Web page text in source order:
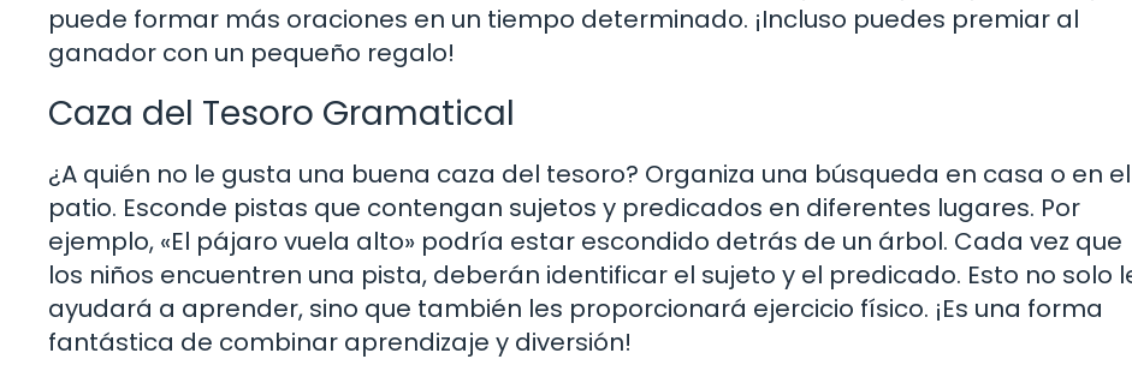
puede formar más oraciones en un tiempo determinado. ¡Incluso puedes premiar al
ganador con un pequeño regalo!
Caza del Tesoro Gramatical
¿A quién no le gusta una buena caza del tesoro? Organiza una búsqueda en casa o en el
patio. Esconde pistas que contengan sujetos y predicados en diferentes lugares. Por
ejemplo, «El pájaro vuela alto» podría estar escondido detrás de un árbol. Cada vez que
los niños encuentren una pista, deberán identificar el sujeto y el predicado. Esto no solo
ayudará a aprender, sino que también les proporcionará ejercicio físico. ¡Es una forma
fantástica de combinar aprendizaje y diversión!